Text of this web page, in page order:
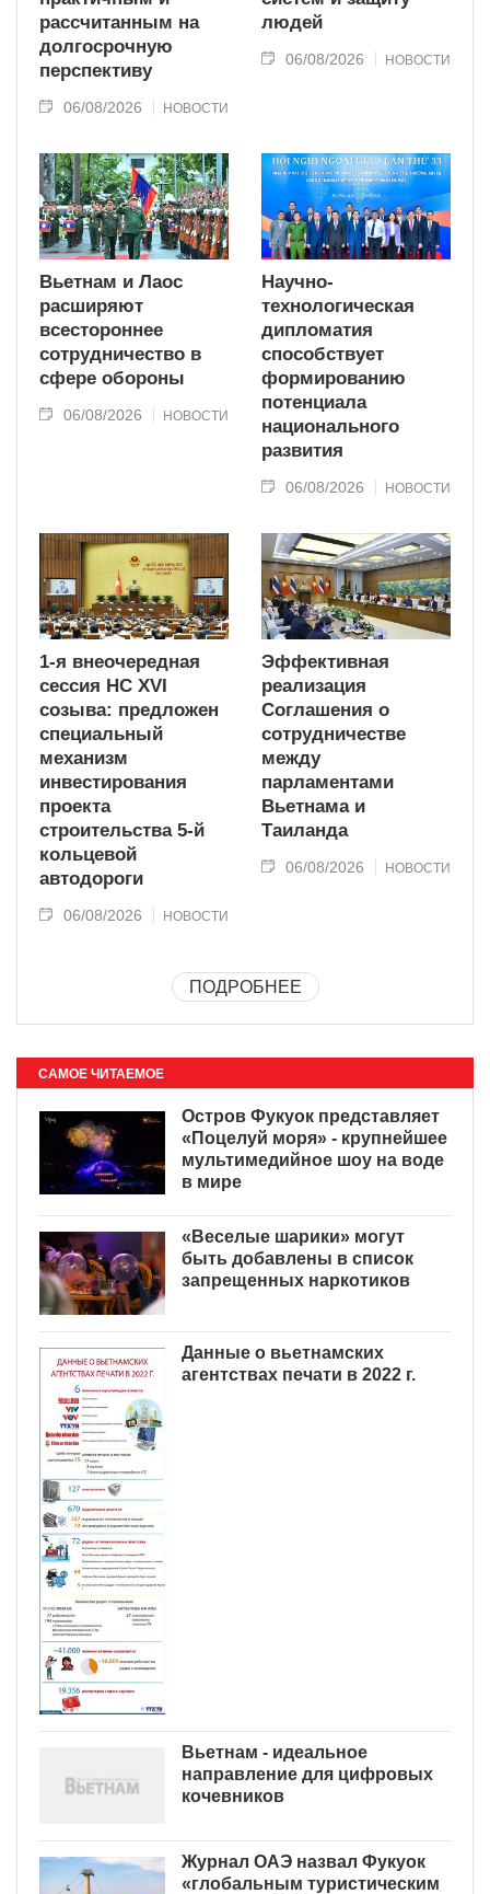
рассчитанным на
долгосрочную
перспективу
06/08/2026 НОВОСТИ
людей
06/08/2026 НОВОСТИ
Вьетнам и Лаос
расширяют
всестороннее
сотрудничество в
сфере обороны
06/08/2026 НОВОСТИ
Научно-
технологическая
дипломатия
способствует
формированию
потенциала
национального
развития
06/08/2026 НОВОСТИ
1-я внеочередная
сессия НС XVI
созыва: предложен
специальный
механизм
инвестирования
проекта
строительства 5-й
кольцевой
автодороги
06/08/2026 НОВОСТИ
Эффективная
реализация
Соглашения о
сотрудничестве
между
парламентами
Вьетнама и
Таиланда
06/08/2026 НОВОСТИ
ПОДРОБНЕЕ
САМОЕ ЧИТАЕМОЕ
Остров Фукуок представляет
«Поцелуй моря» - крупнейшее
мультимедийное шоу на воде
в мире
«Веселые шарики» могут
быть добавлены в список
запрещенных наркотиков
Данные о вьетнамских
агентствах печати в 2022 г.
Вьетнам - идеальное
направление для цифровых
кочевников
Журнал ОАЭ назвал Фукуок
«глобальным туристическим